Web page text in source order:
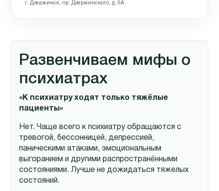
г. Дзержинск, пр. Дзержинского, д. 6А
Развенчиваем мифы о
психиатрах
«К психиатру ходят только тяжёлые
пациенты»
Нет. Чаще всего к психиатру обращаются с
тревогой, бессонницей, депрессией,
паническими атаками, эмоциональным
выгоранием и другими распространёнными
состояниями. Лучше не дожидаться тяжелых
состояний.